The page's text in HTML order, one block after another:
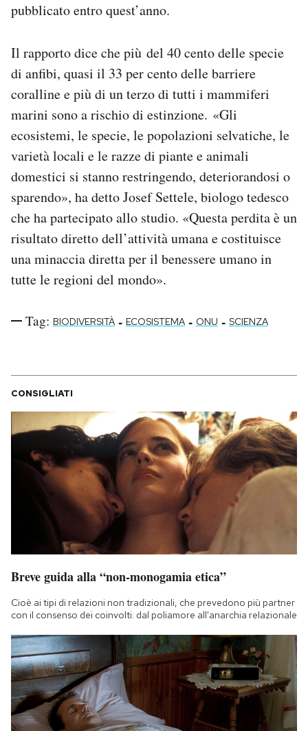
pubblicato entro quest’anno.
Il rapporto dice che più del 40 cento delle specie
di anfibi, quasi il 33 per cento delle barriere
coralline e più di un terzo di tutti i mammiferi
marini sono a rischio di estinzione. «Gli
ecosistemi, le specie, le popolazioni selvatiche, le
varietà locali e le razze di piante e animali
domestici si stanno restringendo, deteriorandosi o
sparendo», ha detto Josef Settele, biologo tedesco
che ha partecipato allo studio. «Questa perdita è un
risultato diretto dell’attività umana e costituisce
una minaccia diretta per il benessere umano in
tutte le regioni del mondo».
Tag: BIODIVERSITÀ - ECOSISTEMA - ONU - SCIENZA
CONSIGLIATI
Breve guida alla “non-monogamia etica”
Cioè ai tipi di relazioni non tradizionali, che prevedono più partner
con il consenso dei coinvolti: dal poliamore all'anarchia relazionale